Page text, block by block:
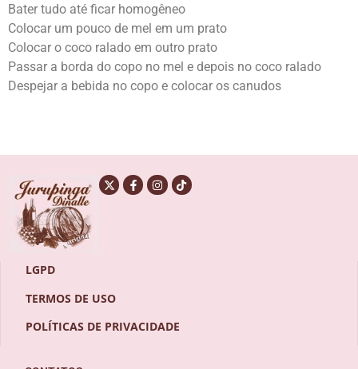
Bater tudo até ficar homogêneo
Colocar um pouco de mel em um prato
Colocar o coco ralado em outro prato
Passar a borda do copo no mel e depois no coco ralado
Despejar a bebida no copo e colocar os canudos
LGPD
TERMOS DE USO
POLÍTICAS DE PRIVACIDADE